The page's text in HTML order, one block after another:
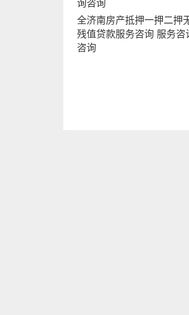
全济南房产抵押一押二押
残值贷款服务咨询 服务咨
咨询